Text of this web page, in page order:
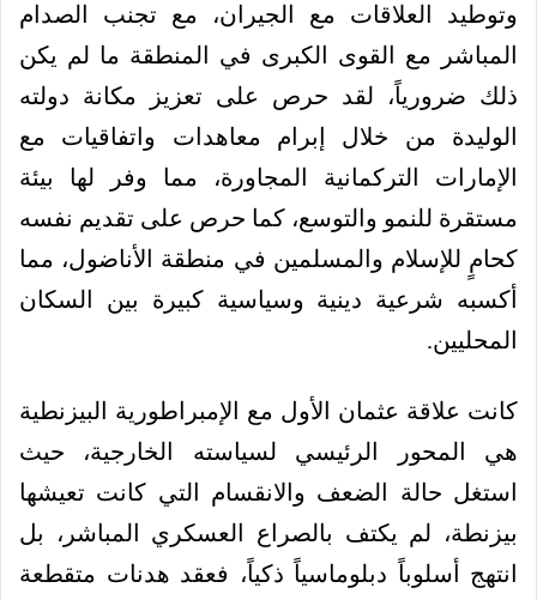
وتوطيد العلاقات مع الجيران، مع تجنب الصدام
المباشر مع القوى الكبرى في المنطقة ما لم يكن
ذلك ضرورياً، لقد حرص على تعزيز مكانة دولته
الوليدة من خلال إبرام معاهدات واتفاقيات مع
الإمارات التركمانية المجاورة، مما وفر لها بيئة
مستقرة للنمو والتوسع، كما حرص على تقديم نفسه
كحامٍ للإسلام والمسلمين في منطقة الأناضول، مما
أكسبه شرعية دينية وسياسية كبيرة بين السكان
المحليين.
كانت علاقة عثمان الأول مع الإمبراطورية البيزنطية
هي المحور الرئيسي لسياسته الخارجية، حيث
استغل حالة الضعف والانقسام التي كانت تعيشها
بيزنطة، لم يكتف بالصراع العسكري المباشر، بل
انتهج أسلوباً دبلوماسياً ذكياً، فعقد هدنات متقطعة